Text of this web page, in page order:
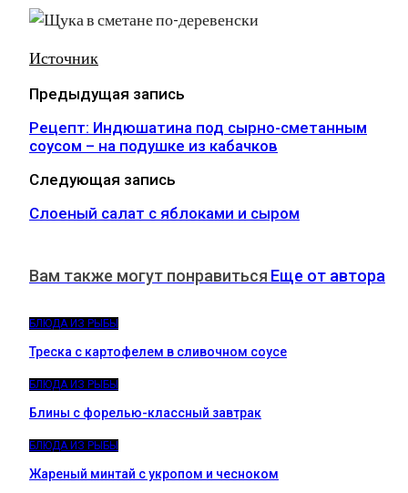
Источник
Предыдущая запись
Рецепт: Индюшатина под сырно-сметанным
соусом – на подушке из кабачков
Следующая запись
Слоеный салат с яблоками и сыром
Вам также могут понравиться Еще от автора
БЛЮДА ИЗ РЫБЫ
Треска с картофелем в сливочном соусе
БЛЮДА ИЗ РЫБЫ
Блины с форелью-классный завтрак
БЛЮДА ИЗ РЫБЫ
Жареный минтай с укропом и чесноком